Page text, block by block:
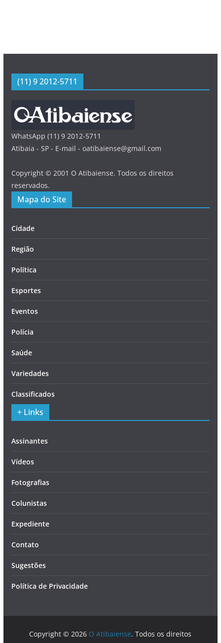
(11) 9 2012-5711
WhatsApp (11) 9 2012-5711
Atibaia - SP - E-mail - oatibaiense@gmail.com
Copyright © 2001 O Atibaiense. Todos os direitos
reservados.
Mapa do Site
Cidade
Região
Política
Esportes
Eventos
Polícia
Saúde
Variedades
Classificados
+ Links
Assinantes
Vídeos
Fotografias
Colunistas
Expediente
Contato
Sugestões
Política de Privacidade
Copyright © 2026 O Atibaiense. Todos os direitos